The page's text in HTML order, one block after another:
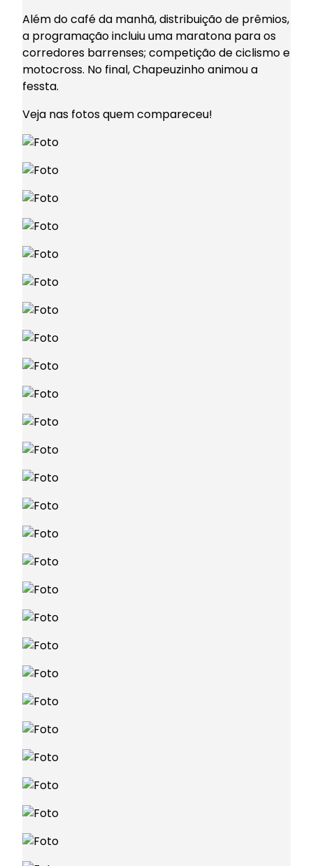
Além do café da manhã, distribuição de prêmios,
a programação incluiu uma maratona para os
corredores barrenses; competição de ciclismo e
motocross. No final, Chapeuzinho animou a
fessta.
Veja nas fotos quem compareceu!